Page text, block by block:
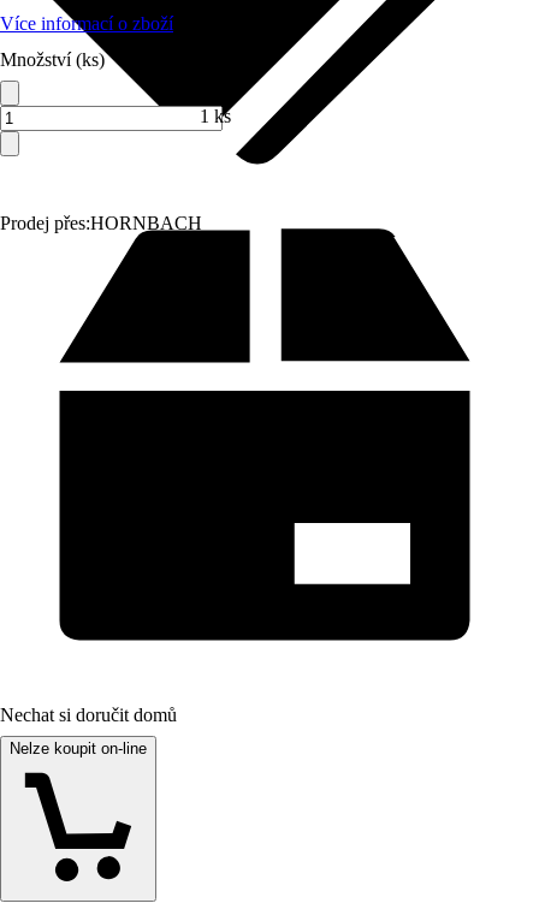
Prodej přes:HORNBACH
Více informací o zboží
Množství (ks)
1 ks
Nechat si doručit domů
Nelze koupit on-line